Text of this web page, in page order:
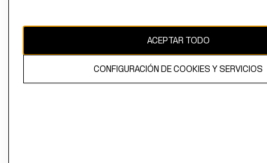
ACEPTAR TODO
CONFIGURACIÓN DE COOKIES Y SERVICIOS